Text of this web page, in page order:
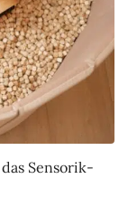
Sensorik-